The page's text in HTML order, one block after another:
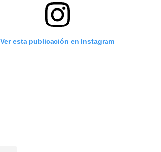
Ver esta publicación en Instagram